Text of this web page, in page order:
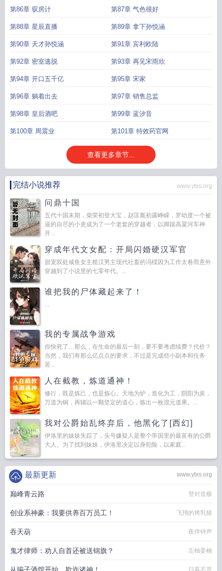
第86章 驭房计 第87章 气色很好
第88章 星辰直播 第89章 拿下孙悦涵
第90章 天才孙悦涵 第91章 宾利欧陆
第92章 密室逃脱 第93章 再见宋雨欣
第94章 开口五千亿 第95章 宋家
第96章 躺着出去 第97章 销售总监
第98章 皇后酒吧 第99章 蓝汐音
第100章 周震业 第101章 特效药官网
查看更多章节...
完结小说推荐 www.ytxs.org
问鼎十国
五代十国末期，柴荣初登大宝，赵匡胤初露峥嵘，罗幼度一个被
逼的自尽的小吏成为了一个老套的穿越者，以脚踹高粱河车神
开...
穿成年代文女配：开局闪婚硬汉军官
甜宠双处咸鱼女主糙汉男主现代社畜的冯橖因为工作太卷而意外
穿越到了小说里的七零年代。...
谁把我的尸体藏起来了！
...
我的专属战争游戏
你快死了…那么，在生命的最后一刻，要不要考虑续费？代价？
当然，我们有那么亿点点的要求，不过是完成些小副本和任务
罢...
人在截教，炼道通神！
修行，既是炼己，也是炼心。天地为炉，造化为工，阴阳为炭，
万道为铜，再辅以一颗坚定的道心，炼出一枚混元道果。...
我对公爵始乱终弃后，他黑化了[西幻]
伊洛里的妹妹失踪了，头号嫌疑人是整个帝国里的最富有的公爵
大人。为了找到妹妹，伊洛里决定以身犯险，以家庭...
www.ytxs.org
最新更新
巅峰青云路 登封造极
创业系神豪：我要供养百万员工！ 飞翔的烤乳猪
吞天葫 夜伴钟声
鬼才律师：劝人自首还被送锦旗？ 左柚姜楠
日暮不赏